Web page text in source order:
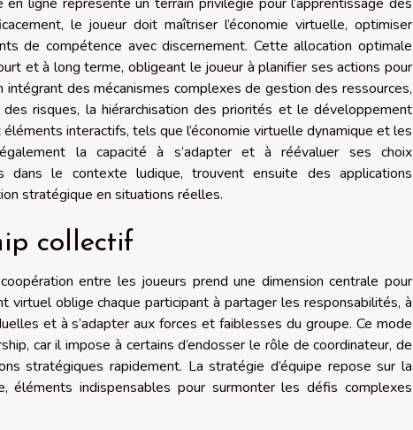
le joueur doit maîtriser l’économie virtuelle, optimiser
de compétence avec discernement. Cette allocation optimale
et à long terme, obligeant le joueur à planifier ses actions pour
des mécanismes complexes de gestion des ressources,
des risques, la hiérarchisation des priorités et le développement
interactifs, tels que l’économie virtuelle dynamique et les
la capacité à s’adapter et à réévaluer ses choix
dans le contexte ludique, trouvent ensuite des applications
stratégique en situations réelles.
collectif
entre les joueurs prend une dimension centrale pour
virtuel oblige chaque participant à partager les responsabilités, à
et à s’adapter aux forces et faiblesses du groupe. Ce mode
car il impose à certains d’endosser le rôle de coordinateur, de
stratégiques rapidement. La stratégie d’équipe repose sur la
éléments indispensables pour surmonter les défis complexes